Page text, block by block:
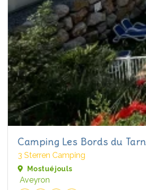
Camping Les Bords du Tarn
3 Sterren Camping
Mostuéjouls
Aveyron